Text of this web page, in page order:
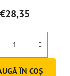
€28,35
ÎN COŞ